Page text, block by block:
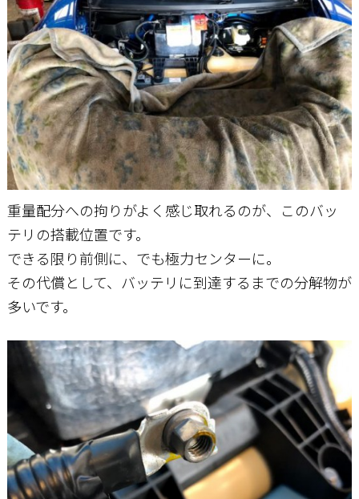
重量配分への拘りがよく感じ取れるのが、このバッ
テリの搭載位置です。
できる限り前側に、でも極力センターに。
その代償として、バッテリに到達するまでの分解物が
多いです。